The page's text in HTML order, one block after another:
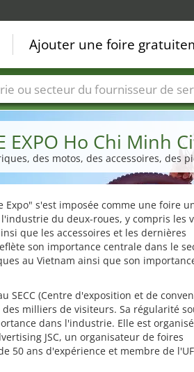
EXPO Ho Chi Minh
des motos, des accessoires, des
Expo" s'est imposée comme une foire
du deux-roues, y compris les
que les accessoires et les dernières
son importance centrale dans le
au Vietnam ainsi que son
SECC (Centre d'exposition et de
milliers de visiteurs. Sa régularité
dans l'industrie. Elle est
JSC, un organisateur de foires
50 ans d'expérience et membre de
Ajouter une foire
foire Secteurs du fournisseur de